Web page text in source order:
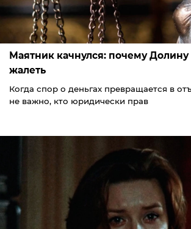
Маятник качнулся: почему Долину
жалеть
Когда спор о деньгах превращается в
не важно, кто юридически прав